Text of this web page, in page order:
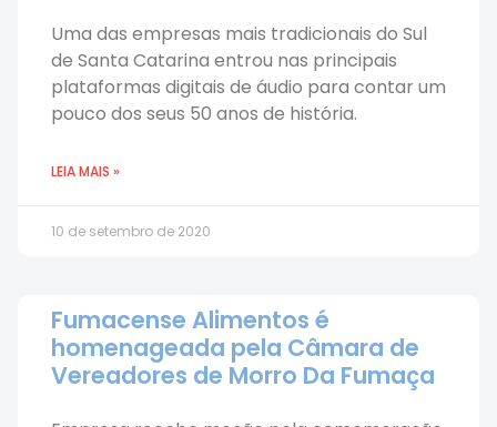
Uma das empresas mais tradicionais do Sul
de Santa Catarina entrou nas principais
plataformas digitais de áudio para contar um
pouco dos seus 50 anos de história.
LEIA MAIS »
10 de setembro de 2020
Fumacense Alimentos é
homenageada pela Câmara de
Vereadores de Morro Da Fumaça